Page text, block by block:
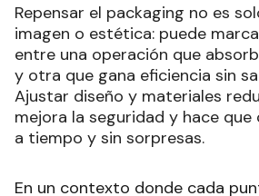
Repensar el packaging no es
imagen o estética: puede
entre una operación que
y otra que gana eficiencia sin
Ajustar diseño y materiales
mejora la seguridad y hace que
a tiempo y sin sorpresas.
En un contexto donde cada